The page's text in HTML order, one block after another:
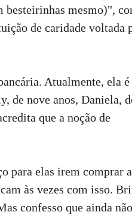
besteirinhas mesmo)",
de caridade voltada
Atualmente, ela é
de nove anos, Daniela,
que a noção de
para elas irem comprar
às vezes com isso.
confesso que ainda não